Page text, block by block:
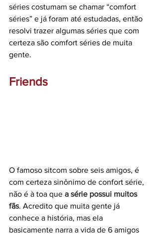
séries costumam se chamar “comfort
séries” e já foram até estudadas, então
resolvi trazer algumas séries que com
certeza são comfort séries de muita
gente.
Friends
O famoso sitcom sobre seis amigos, é
com certeza sinônimo de confort série,
não é à toa que a série possui muitos
fãs. Acredito que muita gente já
conhece a história, mas ela
basicamente narra a vida de 6 amigos